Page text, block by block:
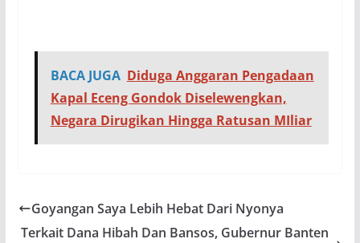
BACA JUGA Diduga Anggaran Pengadaan
Kapal Eceng Gondok Diselewengkan,
Negara Dirugikan Hingga Ratusan MIliar
Goyangan Saya Lebih Hebat Dari Nyonya
Terkait Dana Hibah Dan Bansos, Gubernur Banten